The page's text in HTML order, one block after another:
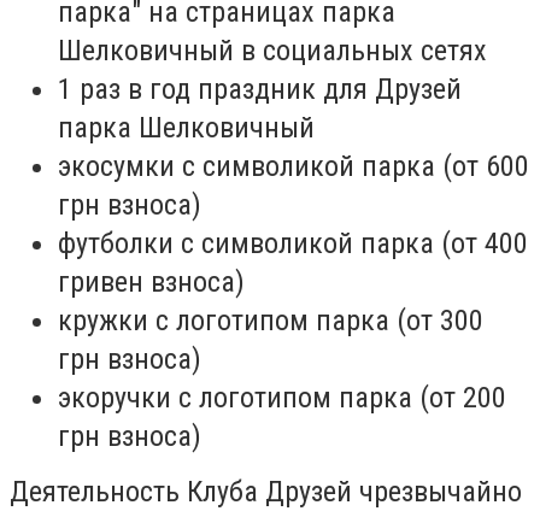
парка" на страницах парка
Шелковичный в социальных сетях
1 раз в год праздник для Друзей
парка Шелковичный
экосумки с символикой парка (от 600
грн взноса)
футболки с символикой парка (от 400
гривен взноса)
кружки с логотипом парка (от 300
грн взноса)
экоручки с логотипом парка (от 200
грн взноса)
Деятельность Клуба Друзей чрезвычайно